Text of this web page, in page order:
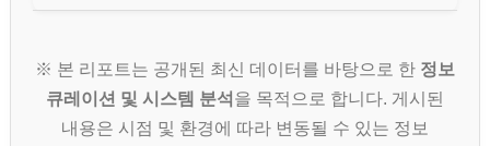
※ 본 리포트는 공개된 최신 데이터를 바탕으로 한 정보
큐레이션 및 시스템 분석 을 목적으로 합니다. 게시된
내용은 시점 및 환경에 따라 변동될 수 있는 정보